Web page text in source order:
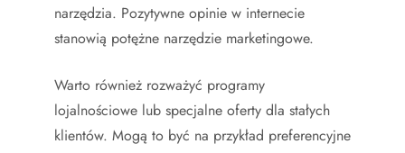
narzędzia. Pozytywne opinie w internecie
stanowią potężne narzędzie marketingowe.
Warto również rozważyć programy
lojalnościowe lub specjalne oferty dla stałych
klientów. Mogą to być na przykład preferencyjne